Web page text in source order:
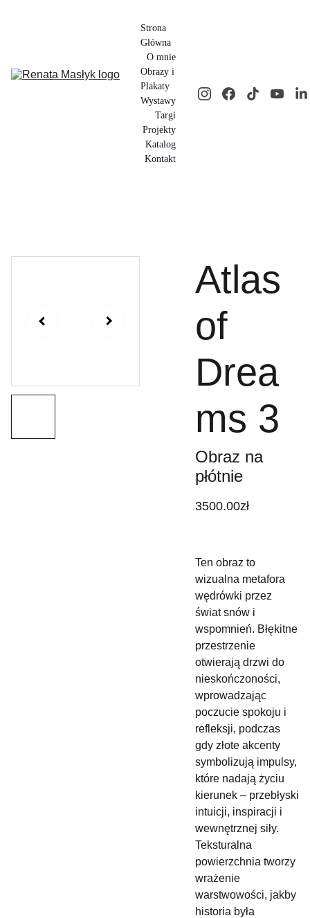
Strona
Główna
O mnie
Obrazy i
Plakaty
Wystawy
Targi
Projekty
Katalog
Kontakt
Atlas
of
Drea
ms 3
Obraz na
płótnie
3500.00zł
Ten obraz to
wizualna metafora
wędrówki przez
świat snów i
wspomnień. Błękitne
przestrzenie
otwierają drzwi do
nieskończoności,
wprowadzając
poczucie spokoju i
refleksji, podczas
gdy złote akcenty
symbolizują impulsy,
które nadają życiu
kierunek – przebłyski
intuicji, inspiracji i
wewnętrznej siły.
Teksturalna
powierzchnia tworzy
wrażenie
warstwowości, jakby
historia była